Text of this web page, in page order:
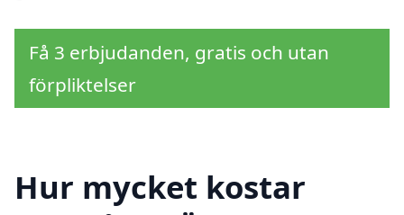
Få 3 erbjudanden, gratis och utan
förpliktelser
Hur mycket kostar